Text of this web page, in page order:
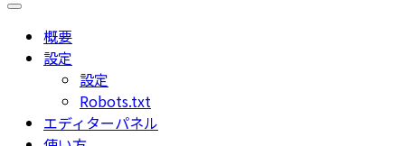
概要
設定
設定
Robots.txt
エディターパネル